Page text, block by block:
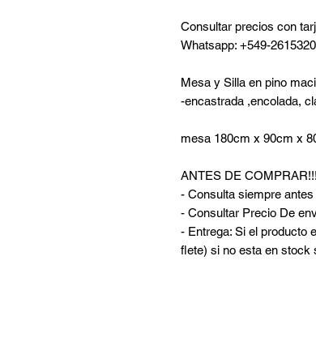
Consultar precios con
Whatsapp: +549-
Mesa y Silla en pino
-encastrada ,encolada,
mesa 180cm x 90cm x
ANTES DE
- Consulta siempre antes
- Consultar Precio De
- Entrega: Si el producto
flete) si no esta en stock